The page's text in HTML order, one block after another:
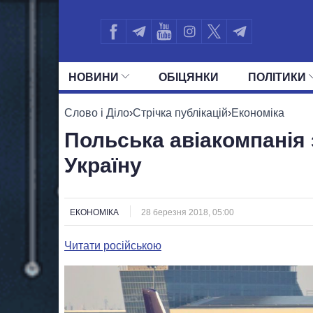
НОВИНИ ОБIЦЯНКИ ПОЛIТИКИ
УСІ ПОЛІТИКИ ПРЕЗИДЕНТ І ОФІС
Слово і Діло›Стрічка публікацій›Економіка
Польська
Україну
ЕКОНОМІКА 28 березня 2018, 05:00
Читати російською